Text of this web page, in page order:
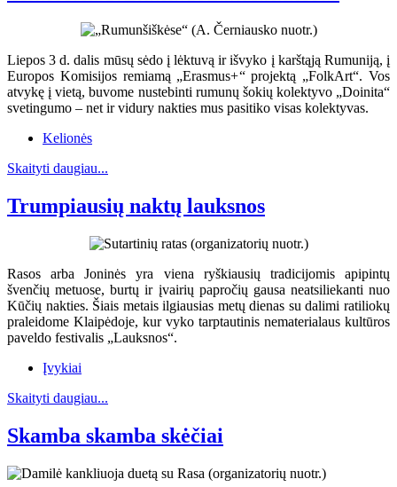
Liepos 3 d. dalis mūsų sėdo į lėktuvą ir išvyko į karštąją Rumuniją, į
Europos Komisijos remiamą „Erasmus+“ projektą „FolkArt“. Vos
atvykę į vietą, buvome nustebinti rumunų šokių kolektyvo „Doinita“
svetingumo – net ir vidury nakties mus pasitiko visas kolektyvas.
Kelionės
Skaityti daugiau...
Trumpiausių naktų lauksnos
Rasos arba Joninės yra viena ryškiausių tradicijomis apipintų
švenčių metuose, burtų ir įvairių papročių gausa neatsiliekanti nuo
Kūčių nakties. Šiais metais ilgiausias metų dienas su dalimi ratiliokų
praleidome Klaipėdoje, kur vyko tarptautinis nematerialaus kultūros
paveldo festivalis „Lauksnos“.
Įvykiai
Skaityti daugiau...
Skamba skamba skėčiai